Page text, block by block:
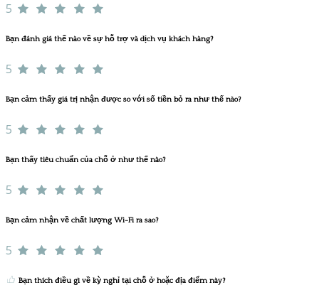
5
Bạn đánh giá thế nào về sự hỗ trợ và dịch vụ khách hàng?
5
Bạn cảm thấy giá trị nhận được so với số tiền bỏ ra như thế nào?
5
Bạn thấy tiêu chuẩn của chỗ ở như thế nào?
5
Bạn cảm nhận về chất lượng Wi-Fi ra sao?
5
Bạn thích điều gì về kỳ nghỉ tại chỗ ở hoặc địa điểm này?